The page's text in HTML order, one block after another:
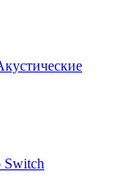
Switch